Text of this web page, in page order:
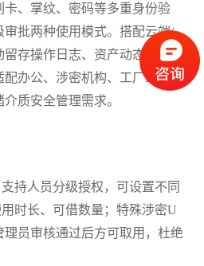
、掌纹、密码等多重身份验
批两种使用模式。搭配云端/
存操作日志、资产动态，数据
配办公、涉密机构、工厂IT、科
质安全管理需求。
持人员分级授权，可设置不同
时长、可借数量；特殊涉密U
员审核通过后方可取用，杜绝